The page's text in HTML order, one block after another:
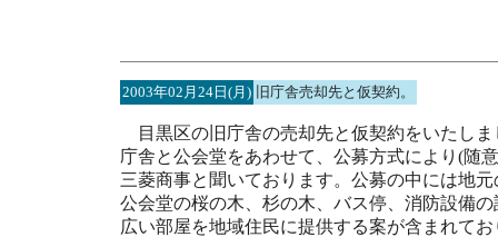
2003年02月24日(月) 旧庁舎売却先と仮契約。
目黒区の旧庁舎の売却先と仮契約をいたしま
庁舎と公会堂をあわせて、公募方式により(随
三菱商事と聞いております。公募の中には地
公会堂の桜の木、杉の木、バス停、消防設備
広い部屋を地域住民に提供する案が含まれて